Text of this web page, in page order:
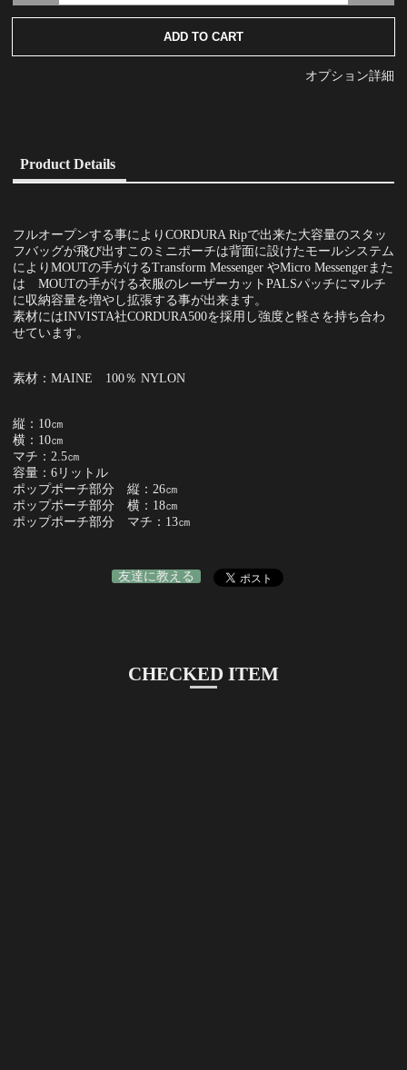
オプション詳細
Product Details
フルオープンする事によりCORDURA Ripで出来た大容量のスタッ
フバッグが飛び出すこのミニポーチは背面に設けたモールシステム
によりMOUTの手がけるTransform Messenger やMicro Messengerまた
は MOUTの手がける衣服のレーザーカットPALSパッチにマルチ
に収納容量を増やし拡張する事が出来ます。
素材にはINVISTA社CORDURA500を採用し強度と軽さを持ち合わ
せています。
素材：MAINE 100％ NYLON
縦：10㎝
横：10㎝
マチ：2.5㎝
容量：6リットル
ポップポーチ部分 縦：26㎝
ポップポーチ部分 横：18㎝
ポップポーチ部分 マチ：13㎝
友達に教える
CHECKED ITEM